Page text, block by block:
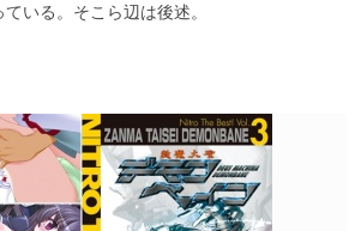
いる。そこら辺は後述。